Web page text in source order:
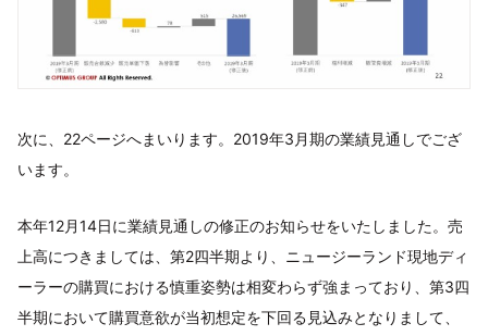
次に、22ページへまいります。2019年3月期の業績見通しでござ
います。
本年12月14日に業績見通しの修正のお知らせをいたしました。売
上高につきましては、第2四半期より、ニュージーランド現地ディ
ーラーの購買における慎重姿勢は相変わらず強まっており、第3四
半期において購買意欲が当初想定を下回る見込みとなりまして、